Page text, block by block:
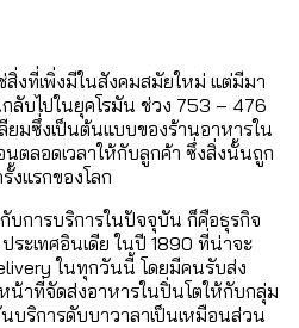
ะมาณเท่าไร
ส.ก. 2569 : แต่ละเขตมี
.ก. ต้องทำการบ้าน
ด
ละพื้นที่สีเขียวใน กทม. เพิ่ม
มากน้อยแค่ไหน
[ข้อมูลดิบ]
ทธิไม่เท่ากัน: กฎหมายการ
Transgender ทั่วโลก
ได้บ้าง?
ที่ถูกผลิตซ้ำผ่าน
งความขัดแย้งไทย-กัมพูชา
ของ กทม. ในช่วงที่มีการใช้
คชัชชาติ มีอะไร ใช้งบแค่
ไทย [ข้อมูลดิบ]
สิ่งที่เพิ่งมีในสังคมสมัยใหม่ แต่มีมา
ลับไปในยุคโรมัน ช่วง 753 – 476
ยมซึ่งเป็นต้นแบบของร้านอาหารใน
ตลอดเวลาให้กับลูกค้า ซึ่งสิ่งนั้นถูก
งแรกของโลก
บการบริการในปัจจุบัน ก็คือธุรกิจ
ระเทศอินเดีย ในปี 1890 ที่น่าจะ
ในทุกวันนี้ โดยมีคนรับส่ง
น้าที่จัดส่งอาหารในปิ่นโตให้กับกลุ่ม
บริการดับบาวาลาเป็นเหมือนส่วน